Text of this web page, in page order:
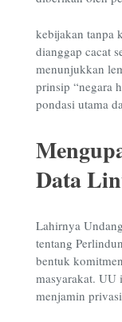
kebijakan tanpa
dianggap cacat
menunjukkan
prinsip “negara
pondasi utama
Data
Lahirnya
tentang
bentuk
masyarakat. UU
menjamin